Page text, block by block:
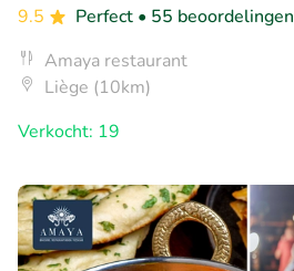
9.5
Perfect • 55 beoordelingen
Amaya restaurant
Liège (10km)
Verkocht: 19